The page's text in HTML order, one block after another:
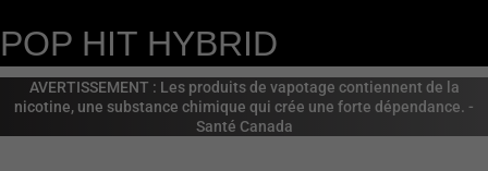
POP HIT HYBRID
AVERTISSEMENT : Les produits de vapotage contiennent de la
nicotine, une substance chimique qui crée une forte dépendance. -
Santé Canada